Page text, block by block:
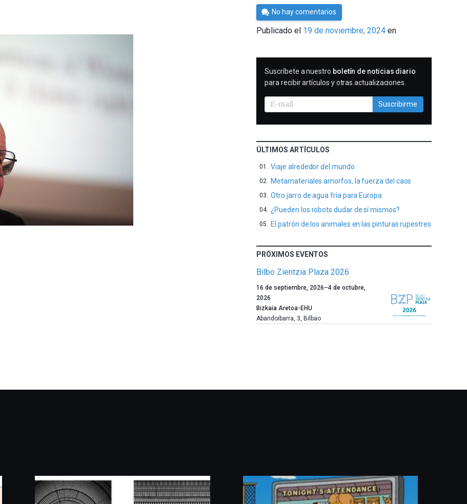
Por
César
Tomé
No hay comentarios
Publicado el 19 de noviembre, 2024 en
SUSCRIBIRME
Suscríbete a nuestro boletín de noticias diario
para recibir artículos y otras actualizaciones.
Suscribirme
ÚLTIMOS ARTÍCULOS
Viaje alrededor del mundo
Metamateriales amorfos, la fuerza del caos
Otro jarro de agua fría para Europa
¿Pueden los robots dudar de sí mismos?
El patrón de los animales en las pinturas rupestres
PRÓXIMOS EVENTOS
Bilbo Zientzia Plaza 2026
Un
año
más,
Bilbao
la
Plaza
16 de septiembre, 2026–4 de octubre,
2026
Bizkaia Aretoa-EHU
Abandoibarra, 3, Bilbao